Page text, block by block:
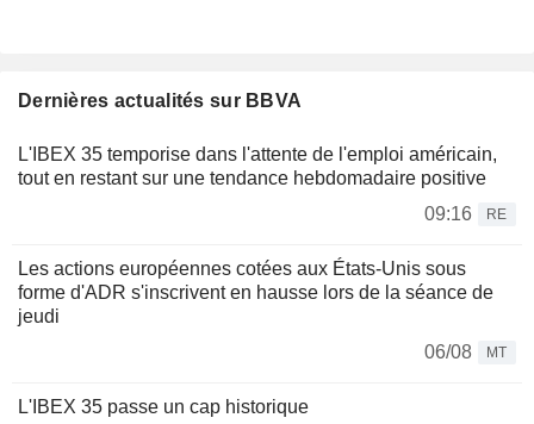
Dernières actualités sur BBVA
L'IBEX 35 temporise dans l'attente de l'emploi américain,
tout en restant sur une tendance hebdomadaire positive
09:16
RE
Les actions européennes cotées aux États-Unis sous
forme d'ADR s'inscrivent en hausse lors de la séance de
jeudi
06/08
MT
L'IBEX 35 passe un cap historique